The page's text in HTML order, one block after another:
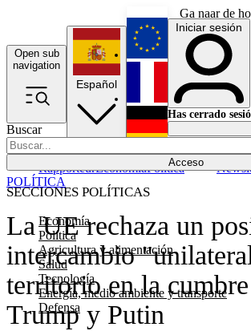
Ga naar de
Open sub
navigation
Buscar
Acceso
SECCIONES POLÍTICAS
Economía
Política
Agricultura y alimentación
Salud
Tecnología
Energía, medio ambiente y transporte
Defensa
RapporteurEconomíaPolítica
Español
English
Français
Iniciar sesión
Has cerrado
La UE rechaza un
intercambio
territorio en la
Trump y Putin
POLÍTICA